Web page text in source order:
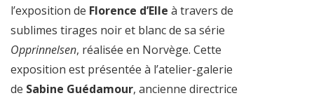
l’exposition de Florence d’Elle à travers de
sublimes tirages noir et blanc de sa série
Opprinnelsen, réalisée en Norvège. Cette
exposition est présentée à l’atelier-galerie
de Sabine Guédamour, ancienne directrice